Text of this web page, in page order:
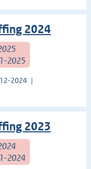
2024
2025
2024
2023
2024